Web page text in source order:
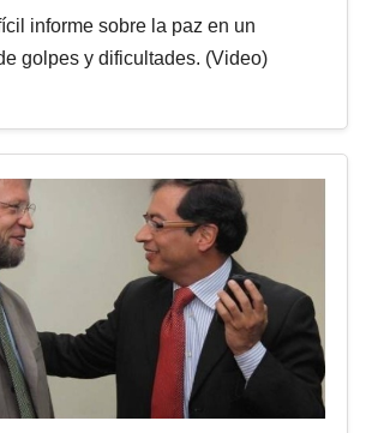
informe sobre la paz en un
golpes y dificultades. (Video)